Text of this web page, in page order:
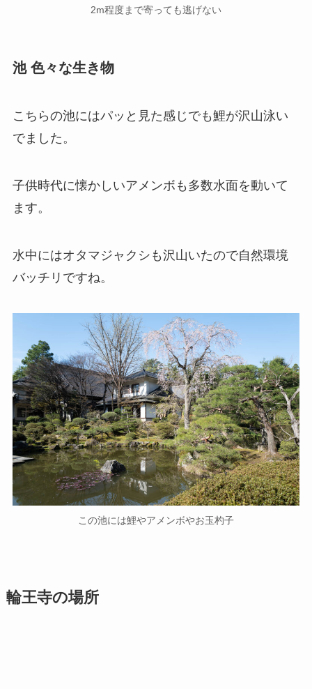
2m程度まで寄っても逃げない
池 色々な生き物
こちらの池にはパッと見た感じでも鯉が沢山泳い
でました。
子供時代に懐かしいアメンボも多数水面を動いて
ます。
水中にはオタマジャクシも沢山いたので自然環境
バッチリですね。
この池には鯉やアメンボやお玉杓子
輪王寺の場所